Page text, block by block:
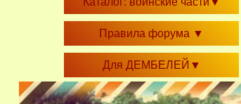
Правила форума ▼
Для ДЕМБЕЛЕЙ ▼